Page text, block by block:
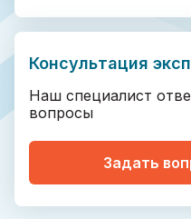
Консультация
Наш специалист
вопросы
Задать